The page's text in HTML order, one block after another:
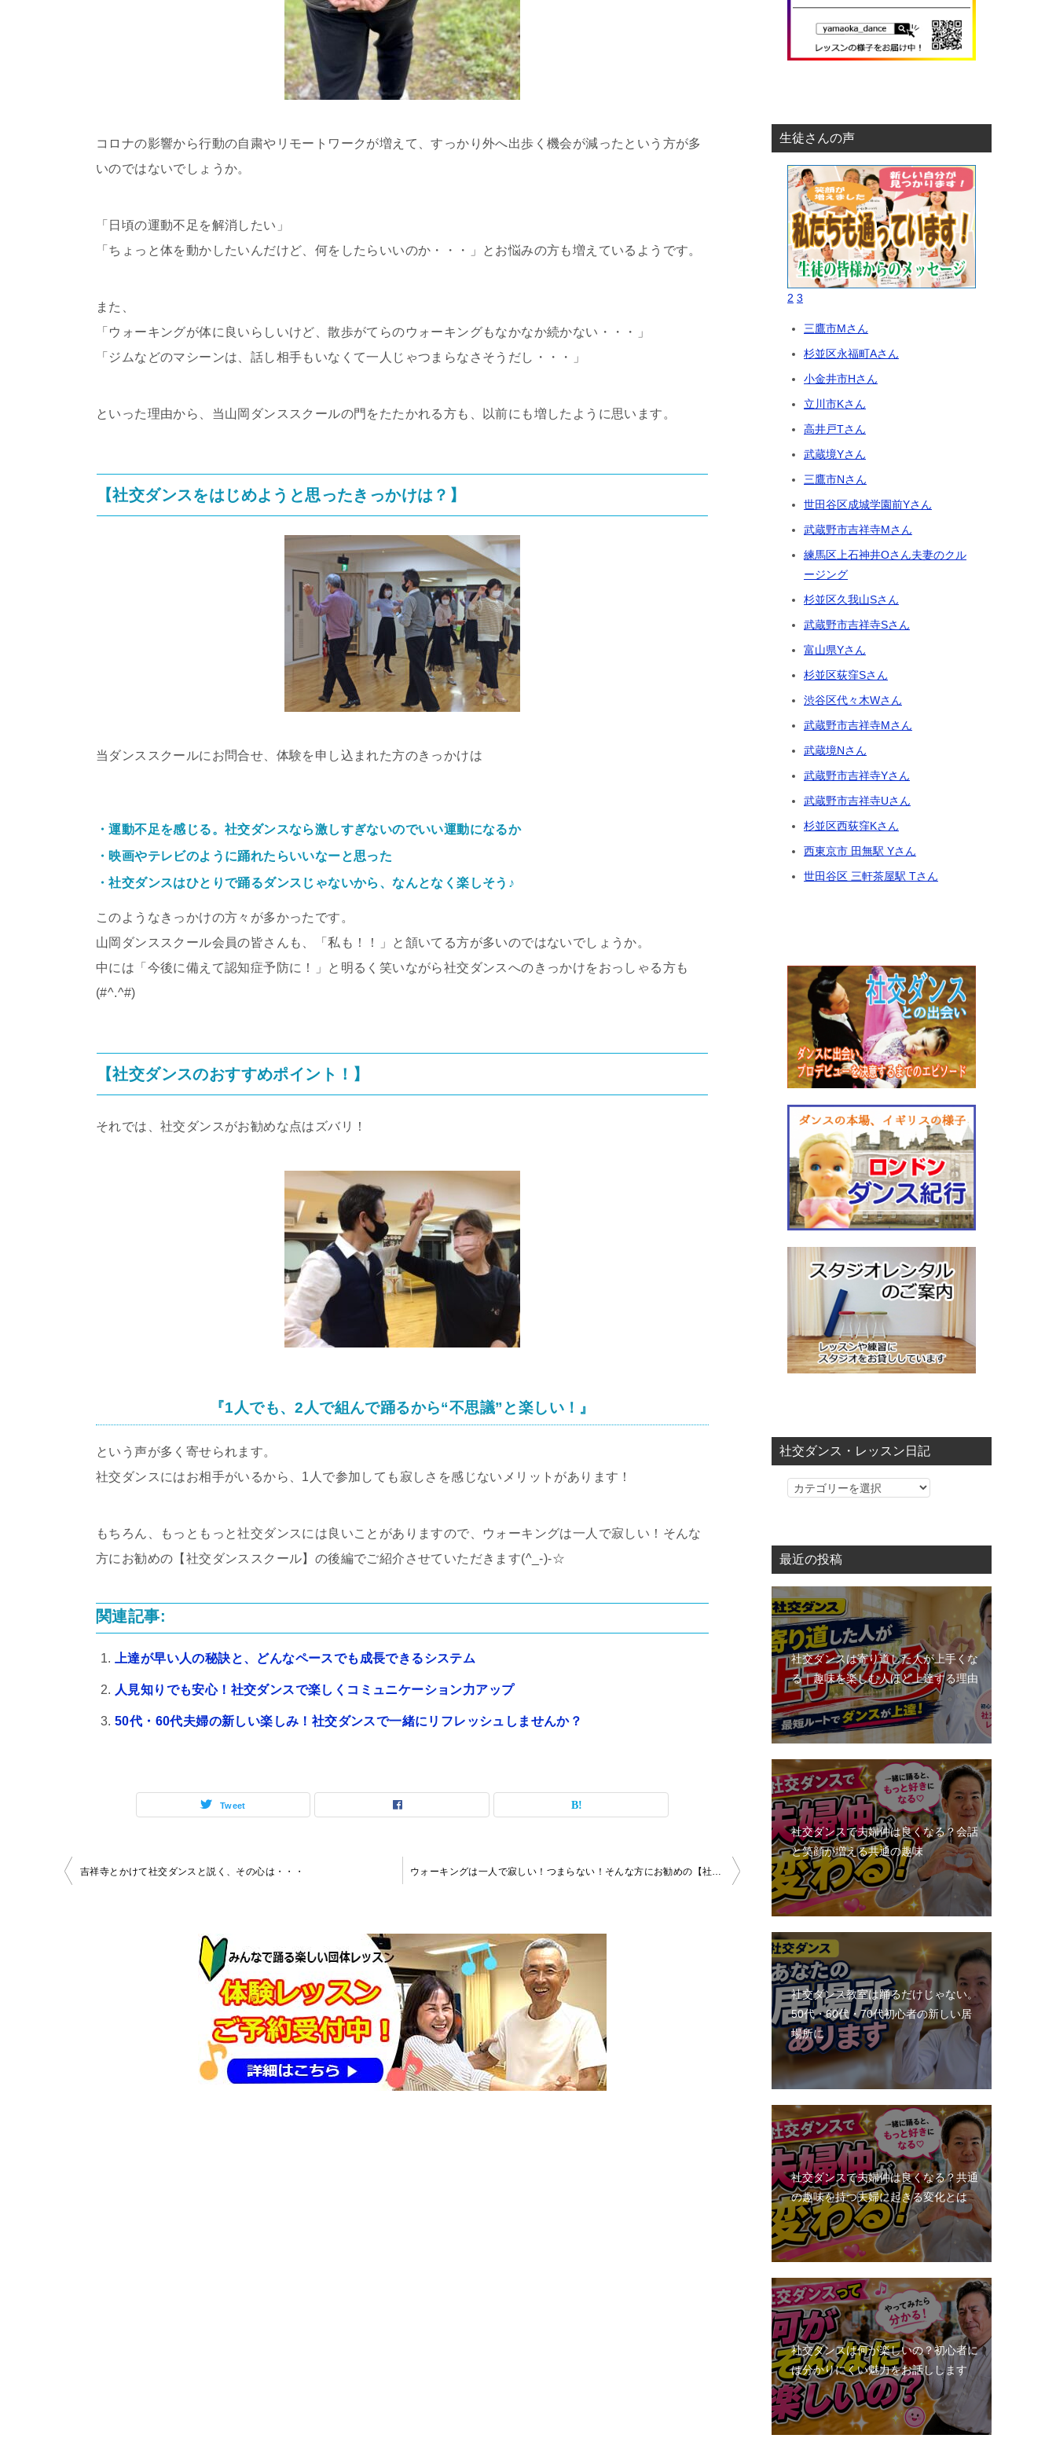
コロナの影響から行動の自粛やリモートワークが増えて、すっかり外へ出歩く機会が減ったという方が多
いのではないでしょうか。
「日頃の運動不足を解消したい」
「ちょっと体を動かしたいんだけど、何をしたらいいのか・・・」とお悩みの方も増えているようです。
また、
「ウォーキングが体に良いらしいけど、散歩がてらのウォーキングもなかなか続かない・・・」
「ジムなどのマシーンは、話し相手もいなくて一人じゃつまらなさそうだし・・・」
といった理由から、当山岡ダンススクールの門をたたかれる方も、以前にも増したように思います。
【社交ダンスをはじめようと思ったきっかけは？】
当ダンススクールにお問合せ、体験を申し込まれた方のきっかけは
・運動不足を感じる。社交ダンスなら激しすぎないのでいい運動になるか
・映画やテレビのように踊れたらいいなーと思った
・社交ダンスはひとりで踊るダンスじゃないから、なんとなく楽しそう♪
このようなきっかけの方々が多かったです。
山岡ダンススクール会員の皆さんも、「私も！！」と頷いてる方が多いのではないでしょうか。
中には「今後に備えて認知症予防に！」と明るく笑いながら社交ダンスへのきっかけをおっしゃる方も
(#^.^#)
【社交ダンスのおすすめポイント！】
それでは、社交ダンスがお勧めな点はズバリ！
『1人でも、2人で組んで踊るから“不思議”と楽しい！』
という声が多く寄せられます。
社交ダンスにはお相手がいるから、1人で参加しても寂しさを感じないメリットがあります！
もちろん、もっともっと社交ダンスには良いことがありますので、ウォーキングは一人で寂しい！そんな
方にお勧めの【社交ダンススクール】の後編でご紹介させていただきます(^_-)-☆
関連記事:
上達が早い人の秘訣と、どんなペースでも成長できるシステム
人見知りでも安心！社交ダンスで楽しくコミュニケーション力アップ
50代・60代夫婦の新しい楽しみ！社交ダンスで一緒にリフレッシュしませんか？
Tweet
投吉祥寺とかけて社交ダンスと説く、その心は・・・ ウォーキングは一人で寂しい！つまらない！そんな方にお勧めの【社交ダンススクール】です～後編
生徒さんの声
2 3
三鷹市Mさん
杉並区永福町Aさん
小金井市Hさん
立川市Kさん
高井戸Tさん
武蔵境Yさん
三鷹市Nさん
世田谷区成城学園前Yさん
武蔵野市吉祥寺Mさん
練馬区上石神井Oさん夫妻のクル
ージング
杉並区久我山Sさん
武蔵野市吉祥寺Sさん
富山県Yさん
杉並区荻窪Sさん
渋谷区代々木Wさん
武蔵野市吉祥寺Mさん
武蔵境Nさん
武蔵野市吉祥寺Yさん
武蔵野市吉祥寺Uさん
杉並区西荻窪Kさん
西東京市 田無駅 Yさん
世田谷区 三軒茶屋駅 Tさん
社交ダンス・レッスン日記
社
ン
ス・
レ
ッ
ス
ン
日
記
最近の投稿
社交ダンスは寄り道した人が上手くな
る｜趣味を楽しむ人ほど上達する理由
社交ダンスで夫婦仲は良くなる？会話
と笑顔が増える共通の趣味
社交ダンス教室は踊るだけじゃない。
50代・60代・70代初心者の新しい居
場所に
社交ダンスで夫婦仲は良くなる？共通
の趣味を持つ夫婦に起きる変化とは
社交ダンスは何が楽しいの？初心者に
は分かりにくい魅力をお話しします